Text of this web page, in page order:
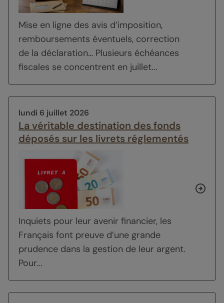
Mise en ligne des avis d’imposition,
remboursements éventuels, correction
de la déclaration… Plusieurs échéances
fiscales se concentrent en juillet...
lundi 6 juillet 2026
La véritable destination des fonds
déposés sur les livrets réglementés
Inquiets pour leur avenir financier, les
Français font preuve d’une grande
prudence dans la gestion de leur argent.
Pour...